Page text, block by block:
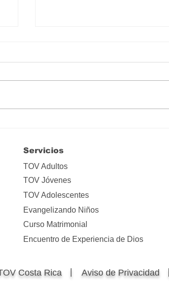
Servicios
TOV Adultos
TOV Jóvenes
TOV Adolescentes
Evangelizando Niños
Curso Matrimonial
Encuentro de Experiencia de Dios
Costa Rica 〡 Aviso de Privacidad 〡